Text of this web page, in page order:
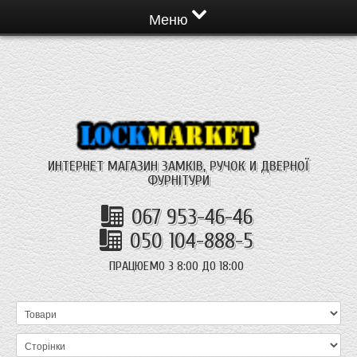
Меню
ИНТЕРНЕТ МАГАЗИН ЗАМКІВ, РУЧОК И ДВЕРНОЇ
ФУРНІТУРИ
067 953-46-46
050 104-888-5
ПРАЦЮЕМО З 8:00 ДО 18:00